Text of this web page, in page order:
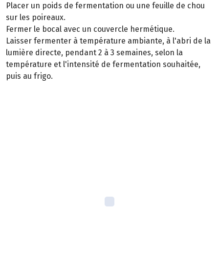
Placer un poids de fermentation ou une feuille de chou
sur les poireaux.
Fermer le bocal avec un couvercle hermétique.
Laisser fermenter à température ambiante, à l'abri de la
lumière directe, pendant 2 à 3 semaines, selon la
température et l'intensité de fermentation souhaitée,
puis au frigo.